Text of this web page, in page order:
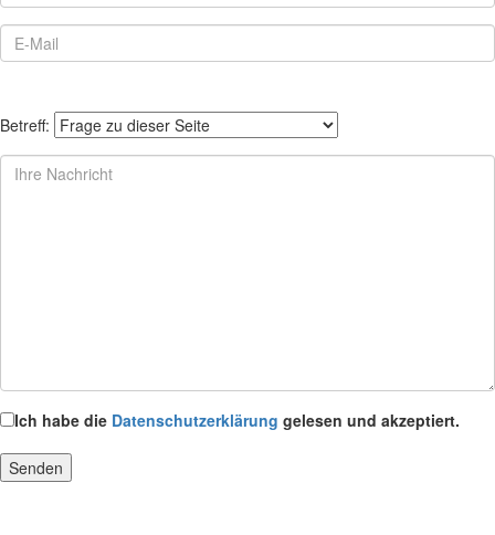
Betreff:
Ich habe die Datenschutzerklärung gelesen und akzeptiert.